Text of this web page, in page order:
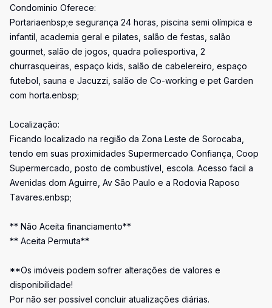
Condominio Oferece:
Portariaenbsp;e segurança 24 horas, piscina semi olímpica e
infantil, academia geral e pilates, salão de festas, salão
gourmet, salão de jogos, quadra poliesportiva, 2
churrasqueiras, espaço kids, salão de cabelereiro, espaço
futebol, sauna e Jacuzzi, salão de Co-working e pet Garden
com horta.enbsp;
Localização:
Ficando localizado na região da Zona Leste de Sorocaba,
tendo em suas proximidades Supermercado Confiança, Coop
Supermercado, posto de combustível, escola. Acesso facil a
Avenidas dom Aguirre, Av São Paulo e a Rodovia Raposo
Tavares.enbsp;
** Não Aceita financiamento**
** Aceita Permuta**
**Os imóveis podem sofrer alterações de valores e
disponibilidade!
Por não ser possível concluir atualizações diárias.